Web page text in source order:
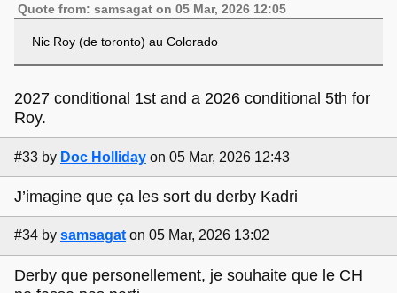
Quote from: samsagat on 05 Mar, 2026 12:05
Nic Roy (de toronto) au Colorado
2027 conditional 1st and a 2026 conditional 5th for
Roy.
#33 by Doc Holliday on 05 Mar, 2026 12:43
J’imagine que ça les sort du derby Kadri
#34 by samsagat on 05 Mar, 2026 13:02
Derby que personellement, je souhaite que le CH